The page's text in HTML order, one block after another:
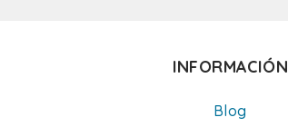
INFORMACIÓN
Blog